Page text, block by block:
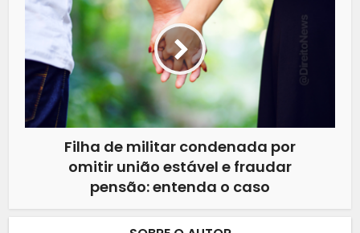
Filha de militar condenada por
omitir união estável e fraudar
pensão: entenda o caso